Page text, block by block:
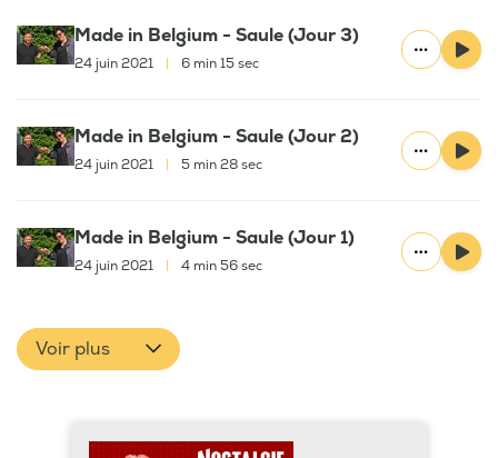
Made in Belgium - Saule (Jour 3)
24 juin 2021 6 min 15 sec
Made in Belgium - Saule (Jour 2)
24 juin 2021 5 min 28 sec
Made in Belgium - Saule (Jour 1)
24 juin 2021 4 min 56 sec
Voir plus